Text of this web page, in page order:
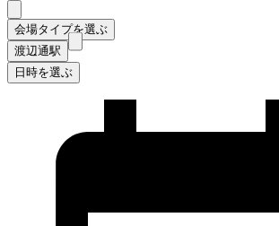
会場タイプを選ぶ
渡辺通駅
日時を選ぶ